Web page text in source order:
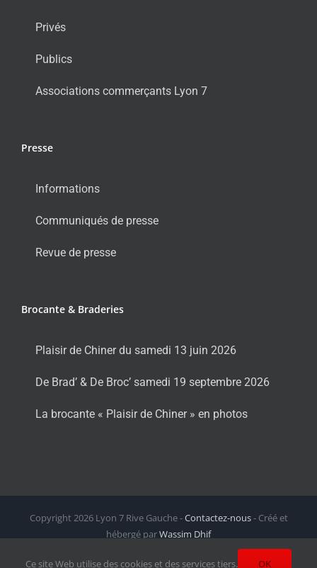
Privés
Publics
Associations commerçants Lyon 7
Presse
Informations
Communiqués de presse
Revue de presse
Brocante & Braderies
Plaisir de Chiner du samedi 13 juin 2026
De Brad’ & De Broc’ samedi 19 septembre 2026
La brocante « Plaisir de Chiner » en photos
Copyright 2026 Lyon 7 Rive Gauche -Contactez-nous- Créé et
hébergé parWassim Dhif
Facebook
X InstagramLinkedIn
Email
Ce site Web utilise des cookies et des services tiers. OK